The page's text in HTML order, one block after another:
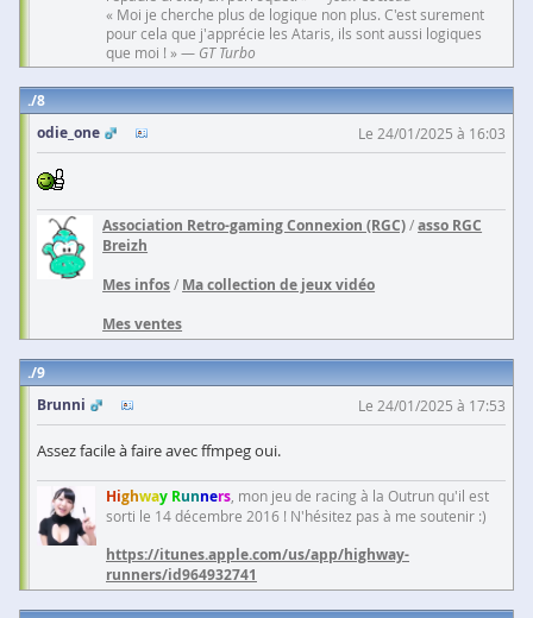
« Moi je cherche plus de logique non plus. C'est surement
pour cela que j'apprécie les Ataris, ils sont aussi logiques
que moi ! » — GT Turbo
8
odie_one
Le 24/01/2025 à 16:03
Association Retro-gaming Connexion (RGC)/asso RGC
Breizh
Mes infos/ Ma collection de jeux vidéo
Mes ventes
9
Brunni
Le 24/01/2025 à 17:53
Assez facile à faire avec ffmpeg oui.
Highway Runners, mon jeu de racing à la Outrun qu'il est
sorti le 14 décembre 2016 ! N'hésitez pas à me soutenir :)
https://itunes.apple.com/us/app/highway-
runners/id964932741